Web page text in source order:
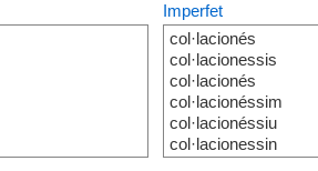
Imperfet
col·lacionés
col·lacionessis
col·lacionés
col·lacionéssim
col·lacionéssiu
col·lacionessin